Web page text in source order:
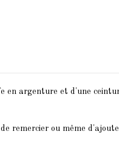
en argenture et d'une
remercier ou même